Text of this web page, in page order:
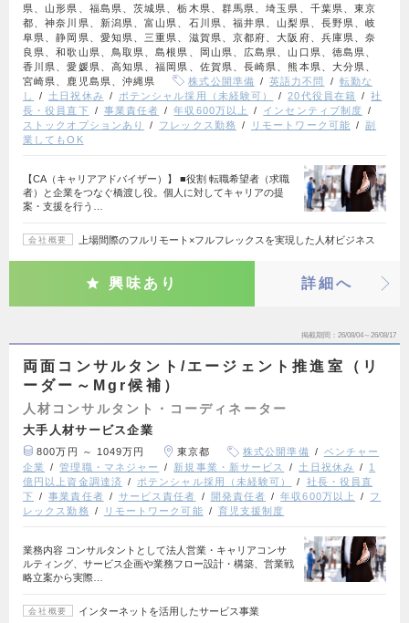
県、山形県、福島県、茨城県、栃木県、群馬県、埼玉県、千葉県、東京
都、神奈川県、新潟県、富山県、石川県、福井県、山梨県、長野県、岐
阜県、静岡県、愛知県、三重県、滋賀県、京都府、大阪府、兵庫県、奈
良県、和歌山県、鳥取県、島根県、岡山県、広島県、山口県、徳島県、
香川県、愛媛県、高知県、福岡県、佐賀県、長崎県、熊本県、大分県、
宮崎県、鹿児島県、沖縄県
株式公開準備 英語力不問
転勤な
し
土日祝休み ポテンシャル採用（未経験可） 20代役員在籍
社
長・役員直下
事業責任者 年収600万以上
インセンティブ制度
ストックオプションあり
フレックス勤務 リモートワーク可能
副
業してもOK
【CA（キャリアアドバイザー）】 ■役割 転職希望者（求職
者）と企業をつなぐ橋渡し役。個人に対してキャリアの提
案・支援を行う…
会社概要 上場間際のフルリモート×フルフレックスを実現した人材ビジネス
興味あり 詳細へ
掲載期間 26/08/04～26/08/17
両面コンサルタント/エージェント推進室（リ
ーダー～Mgr候補）
人材コンサルタント・コーディネーター
大手人材サービス企業
800万円 ～ 1049万円 東京都 株式公開準備
ベンチャー
企業
管理職・マネジャー 新規事業・新サービス 土日祝休み
1
億円以上資金調達済
ポテンシャル採用（未経験可）
社長・役員直
下
事業責任者 サービス責任者 開発責任者 年収600万以上
フ
レックス勤務
リモートワーク可能 育児支援制度
業務内容 コンサルタントとして法人営業・キャリアコンサ
ルティング、サービス企画や業務フロー設計・構築、営業戦
略立案から実際…
会社概要 インターネットを活用したサービス事業